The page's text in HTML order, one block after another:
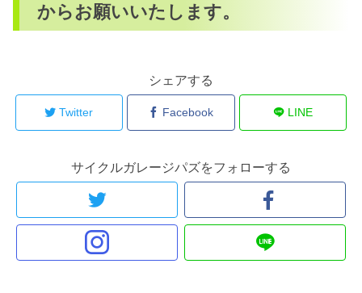
からお願いいたします。
シェアする
Twitter Facebook LINE
サイクルガレージパズをフォローする